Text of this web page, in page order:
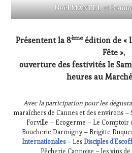
Noël MANTELet
Présentent la 8èmeédition de «
Fête »,
ouverture des festivités le
heures au
Avec la participation pour les
maraîchers de Cannes et des environs –
Forville – Ecogerme – Le Comptoir
Boucherie Darmigny – Brigitte
Internationales– Les Disciples
Pêcherie Cannoise – les vins de